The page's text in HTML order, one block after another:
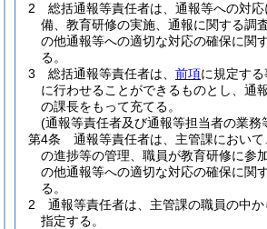
2
総括通報等責任者は、通報等への対
備、教育研修の実施、通報に関する調
の他通報等への適切な対応の確保に関
る。
3
総括通報等責任者は、 前項に規定す
に行わせることができるものとし、通
の課長をもって充てる。
(通報等責任者及び通報等担当者の業務
第4条
通報等責任者は、主管課におい
の進捗等の管理、職員が教育研修に参
の他通報等への適切な対応の確保に関
る。
2
通報等責任者は、主管課の職員の中
指定する。